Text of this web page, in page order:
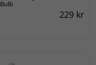
Bulb
229 kr